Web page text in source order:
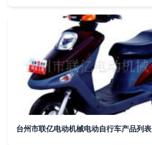
台州市联亿电动机械电动自行车产品列表